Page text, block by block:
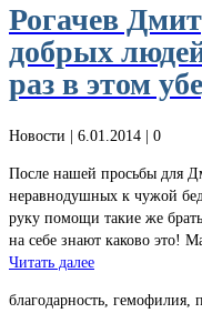
Рогачев
добрых
раз в этом
Новости | 6.01.2014 | 0
После нашей просьбы для
неравнодушных к чужой
руку помощи такие же
на себе знают каково это!
Читать далее
благодарность,